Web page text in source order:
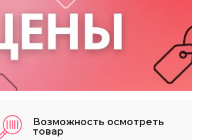
Возможность осмотреть
товар